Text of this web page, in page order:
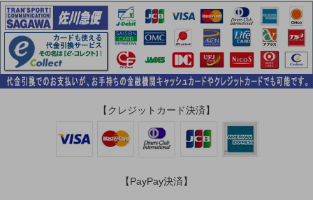
【クレジットカード決済】
【PayPay決済】